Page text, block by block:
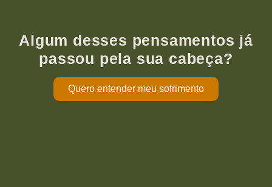
Algum desses pensamentos já
passou pela sua cabeça?
Quero entender meu sofrimento